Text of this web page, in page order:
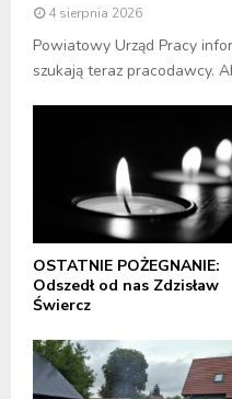
4 sierpnia 2026
Powiatowy Urząd Pracy
szukają teraz pracodawcy.
OSTATNIE POŻEGNANIE:
Odszedł od nas Zdzisław
Świercz